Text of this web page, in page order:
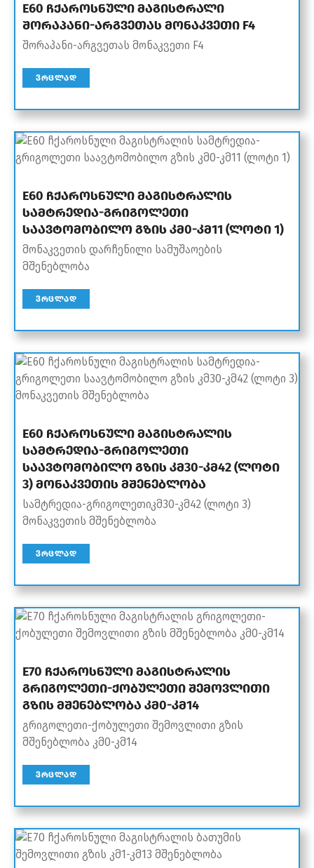
E60 ჩქაროსნული მაგისტრალი
შორაპანი-არგვეთას მონაკვეთი F4
შორაპანი-არგვეთას მონაკვეთი F4
ᲕᲠᲪᲚᲐᲓ
E60 ჩქაროსნული მაგისტრალის
სამტრედია-გრიგოლეთი
საავტომობილო გზის კმ0-კმ11 (ლოტი 1)
მონაკვეთის დარჩენილი სამუშაოების
მშენებლობა
ᲕᲠᲪᲚᲐᲓ
E60 ჩქაროსნული მაგისტრალის
სამტრედია-გრიგოლეთი
საავტომობილო გზის კმ30-კმ42 (ლოტი
3) მონაკვეთის მშენებლობა
სამტრედია-გრიგოლეთიკმ30-კმ42 (ლოტი 3)
მონაკვეთის მშენებლობა
ᲕᲠᲪᲚᲐᲓ
E70 ჩქაროსნული მაგისტრალის
გრიგოლეთი-ქობულეთი შემოვლითი
გზის მშენებლობა კმ0-კმ14
გრიგოლეთი-ქობულეთი შემოვლითი გზის
მშენებლობა კმ0-კმ14
ᲕᲠᲪᲚᲐᲓ